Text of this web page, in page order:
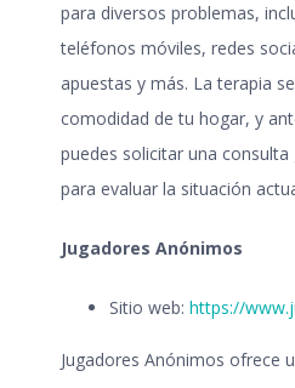
para diversos problemas,
teléfonos móviles, redes
apuestas y más. La terapia
comodidad de tu hogar, y
puedes solicitar una
para evaluar la situación
Jugadores Anónimos
Sitio web: https://
Jugadores Anónimos ofrece